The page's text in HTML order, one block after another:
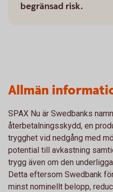
begränsad risk.
Allmän
SPAX Nu är Swedbanks
återbetalningsskydd, en
trygghet vid nedgång med
potential till avkastning
trygg även om den
Detta eftersom Swedbank
minst nominellt belopp,